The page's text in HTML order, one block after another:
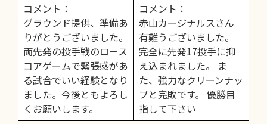
コメント：
グラウンド提供、準備あ
りがとうございました。
両先発の投手戦のロース
コアゲームで緊張感があ
る試合でいい経験となり
ました。今後ともよろし
くお願いします。
コメント：
赤山カージナルスさん
有難うございました。
完全に先発17投手に抑
え込まれました。 ま
た、強力なクリーンナッ
プと完敗です。 優勝目
指して下さい